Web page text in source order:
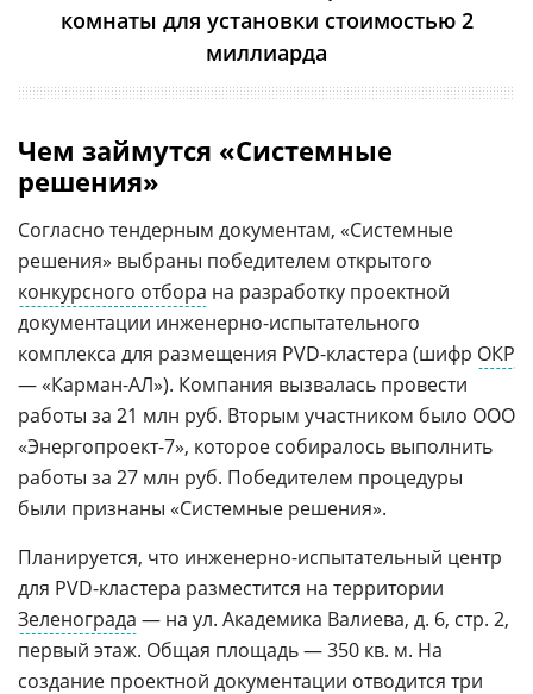
комнаты для установки стоимостью 2
миллиарда
Чем займутся «Системные
решения»
Согласно тендерным документам, «Системные
решения» выбраны победителем открытого
конкурсного отбора на разработку проектной
документации инженерно-испытательного
комплекса для размещения PVD-кластера (шифр ОКР
— «Карман-АЛ»). Компания вызвалась провести
работы за 21 млн руб. Вторым участником было ООО
«Энергопроект-7», которое собиралось выполнить
работы за 27 млн руб. Победителем процедуры
были признаны «Системные решения».
Планируется, что инженерно-испытательный центр
для PVD-кластера разместится на территории
Зеленограда — на ул. Академика Валиева, д. 6, стр. 2,
первый этаж. Общая площадь — 350 кв. м. На
создание проектной документации отводится три